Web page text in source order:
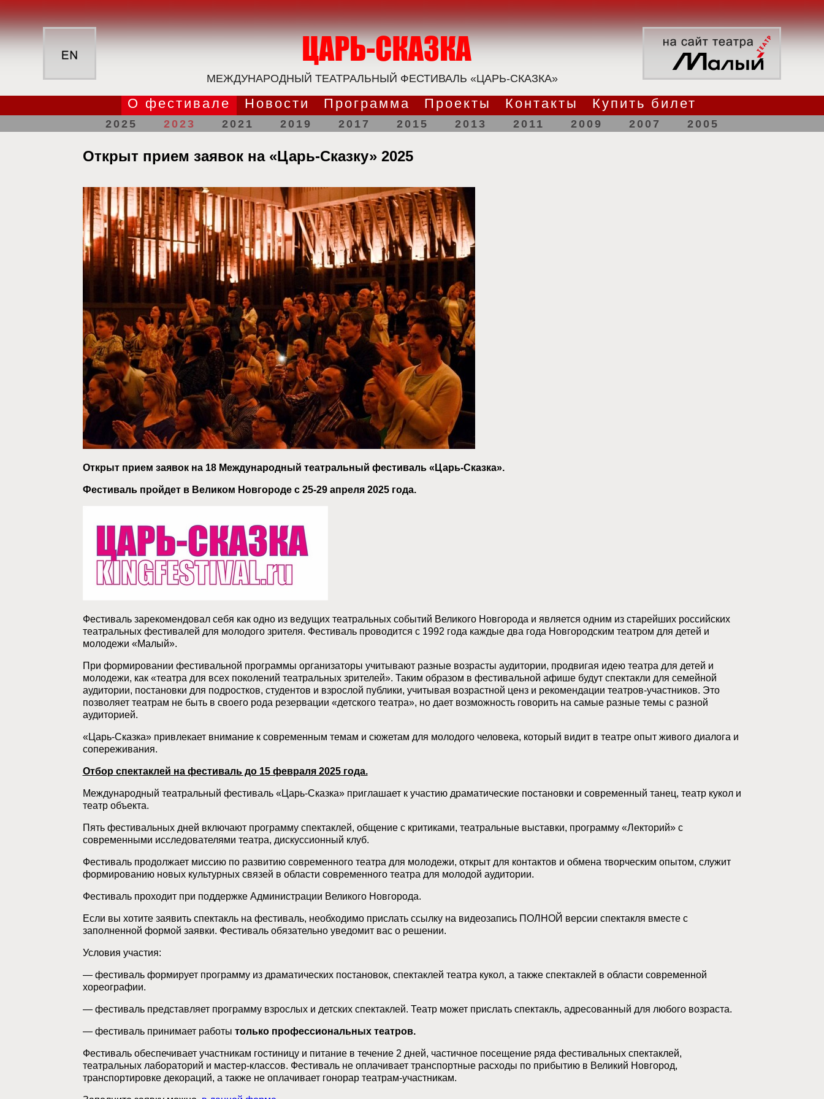
МЕЖДУНАРОДНЫЙ ТЕАТРАЛЬНЫЙ ФЕСТИВАЛЬ «ЦАРЬ-СКАЗКА»
О фестивале Новости Программа Проекты Контакты Купить билет
2025 2023 2021 2019 2017 2015 2013 2011 2009 2007 2005
Открыт прием заявок на «Царь-Сказку» 2025
Открыт прием заявок на 18 Международный театральный фестиваль «Царь-Сказка».
Фестиваль пройдет в Великом Новгороде с 25-29 апреля 2025 года.
Фестиваль зарекомендовал себя как одно из ведущих театральных событий Великого Новгорода и является одним из старейших российских
театральных фестивалей для молодого зрителя. Фестиваль проводится с 1992 года каждые два года Новгородским театром для детей и
молодежи «Малый».
При формировании фестивальной программы организаторы учитывают разные возрасты аудитории, продвигая идею театра для детей и
молодежи, как «театра для всех поколений театральных зрителей». Таким образом в фестивальной афише будут спектакли для семейной
аудитории, постановки для подростков, студентов и взрослой публики, учитывая возрастной ценз и рекомендации театров-участников. Это
позволяет театрам не быть в своего рода резервации «детского театра», но дает возможность говорить на самые разные темы с разной
аудиторией.
«Царь-Сказка» привлекает внимание к современным темам и сюжетам для молодого человека, который видит в театре опыт живого диалога и
сопереживания.
Отбор спектаклей на фестиваль до 15 февраля 2025 года.
Международный театральный фестиваль «Царь-Сказка» приглашает к участию драматические постановки и современный танец, театр кукол и
театр объекта.
Пять фестивальных дней включают программу спектаклей, общение с критиками, театральные выставки, программу «Лекторий» с
современными исследователями театра, дискуссионный клуб.
Фестиваль продолжает миссию по развитию современного театра для молодежи, открыт для контактов и обмена творческим опытом, служит
формированию новых культурных связей в области современного театра для молодой аудитории.
Фестиваль проходит при поддержке Администрации Великого Новгорода.
Если вы хотите заявить спектакль на фестиваль, необходимо прислать ссылку на видеозапись ПОЛНОЙ версии спектакля вместе с
заполненной формой заявки. Фестиваль обязательно уведомит вас о решении.
Условия участия:
— фестиваль формирует программу из драматических постановок, спектаклей театра кукол, а также спектаклей в области современной
хореографии.
— фестиваль представляет программу взрослых и детских спектаклей. Театр может прислать спектакль, адресованный для любого возраста.
— фестиваль принимает работы только профессиональных театров.
Фестиваль обеспечивает участникам гостиницу и питание в течение 2 дней, частичное посещение ряда фестивальных спектаклей,
театральных лабораторий и мастер-классов. Фестиваль не оплачивает транспортные расходы по прибытию в Великий Новгород,
транспортировке декораций, а также не оплачивает гонорар театрам-участникам.